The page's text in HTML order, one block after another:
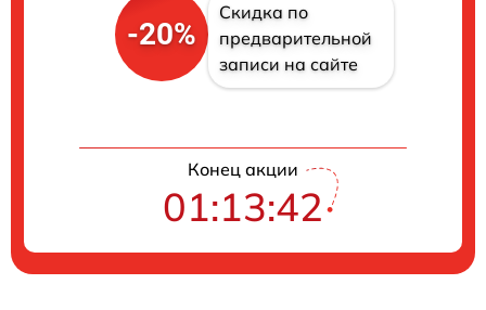
-20%
Скидка по
предварительной
записи на сайте
Конец акции
01:13:41